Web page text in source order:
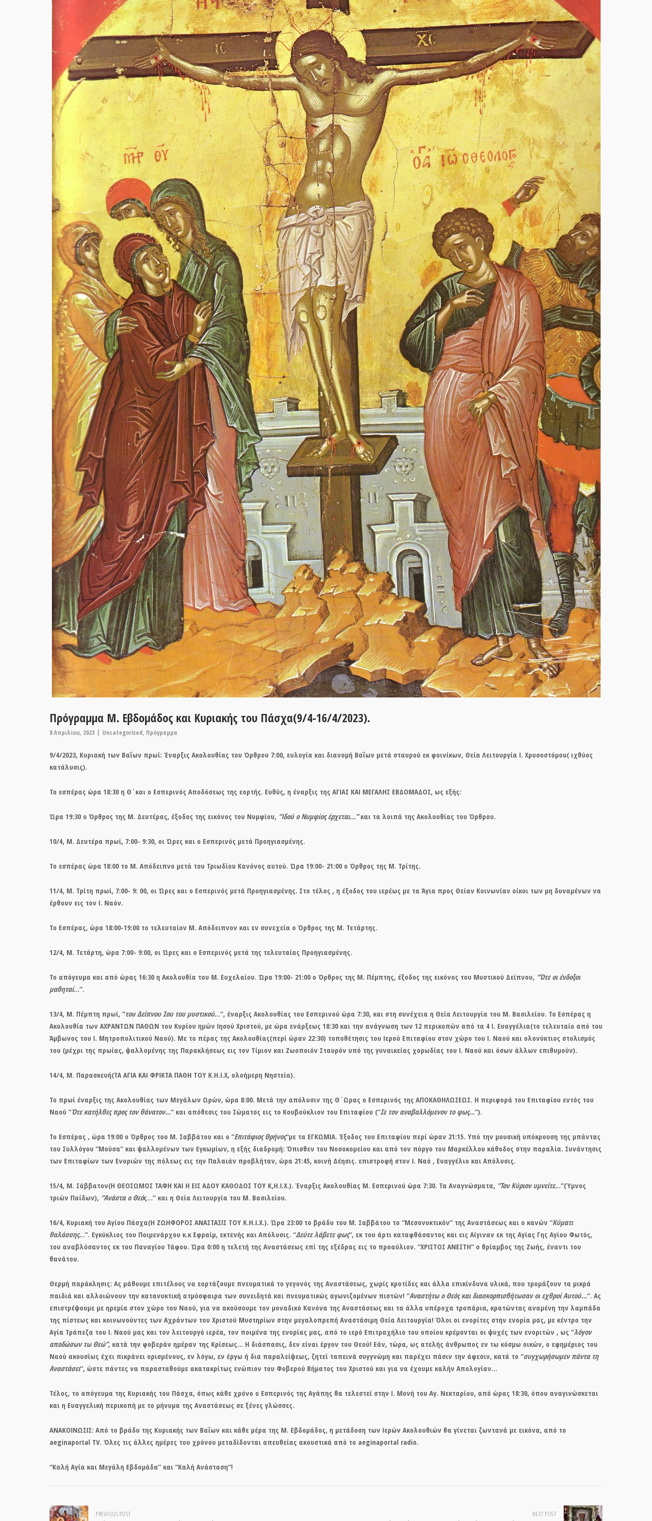
Πρόγραμμα Μ. Εβδομάδος και Κυριακής του Πάσχα(9/4-16/4/2023).
8 Απριλίου, 2023 Uncategorized, Πρόγραμμα
9/4/2023, Κυριακή των Βαΐων πρωί: Έναρξις Ακολουθίας του Όρθρου 7:00, ευλογία και διανομή Βαΐων μετά σταυρού εκ φοινίκων, Θεία Λειτουργία Ι. Χρυσοστόμου( ιχθύος
κατάλυσις).
Το εσπέρας ώρα 18:30 η Θ΄και ο Εσπερινός Αποδόσεως της εορτής. Ευθύς, η έναρξις της ΑΓΙΑΣ ΚΑΙ ΜΕΓΑΛΗΣ ΕΒΔΟΜΑΔΟΣ, ως εξής:
Ώρα 19:30 ο Όρθρος της Μ. Δευτέρας, έξοδος της εικόνος του Νυμφίου, “Ιδού ο Νυμφίος έρχεται…”και τα λοιπά της Ακολουθίας του Όρθρου.
10/4, Μ. Δευτέρα πρωί, 7:00- 9:30, οι Ώρες και ο Εσπερινός μετά Προηγιασμένης.
Το εσπέρας ώρα 18:00 το Μ. Απόδειπνο μετά του Τριωδίου Κανόνος αυτού. Ώρα 19:00- 21:00 ο Όρθρος της Μ. Τρίτης.
11/4, Μ. Τρίτη πρωί, 7:00- 9: 00, οι Ώρες και ο Εσπερινός μετά Προηγιασμένης. Στο τέλος , η έξοδος του ιερέως με τα Άγια προς Θείαν Κοινωνίαν οίκοι των μη δυναμένων να
έρθουν εις τον Ι. Ναόν.
Το Εσπέρας, ώρα 18:00-19:00 το τελευταίον Μ. Απόδειπνον και εν συνεχεία ο Όρθρος της Μ. Τετάρτης.
12/4, Μ. Τετάρτη, ώρα 7:00- 9:00, οι Ώρες και ο Εσπερινός μετά της τελευταίας Προηγιασμένης.
Το απόγευμα και από ώρας 16:30 η Ακολουθία του Μ. Ευχελαίου. Ώρα 19:00- 21:00 ο Όρθρος της Μ. Πέμπτης, έξοδος της εικόνος του Μυστικού Δείπνου, “Ότε οι ένδοξοι
μαθηταί…”.
13/4, Μ. Πέμπτη πρωί, “του Δείπνου Σου του μυστικού...”, έναρξις Ακολουθίας του Εσπερινού ώρα 7:30, και στη συνέχεια η Θεία Λειτουργία του Μ. Βασιλείου. Το Εσπέρας η
Ακολουθία των ΑΧΡΑΝΤΩΝ ΠΑΘΩΝ του Κυρίου ημών Ιησού Χριστού, με ώρα ενάρξεως 18:30 και την ανάγνωση των 12 περικοπών από τα 4 Ι. Ευαγγέλια(το τελευταίο από του
Άμβωνος του Ι. Μητροπολιτικού Ναού). Με το πέρας της Ακολουθίας(περί ώραν 22:30) τοποθέτησις του Ιερού Επιταφίου στον χώρο του Ι. Ναού και ολονύκτιος στολισμός
του (μέχρι της πρωίας, ψαλλομένης της Παρακλήσεως εις τον Τίμιον και Ζωοποιόν Σταυρόν υπό της γυναικείας χορωδίας του Ι. Ναού και όσων άλλων επιθυμούν).
14/4, Μ. Παρασκευή(ΤΑ ΑΓΙΑ ΚΑΙ ΦΡΙΚΤΑ ΠΑΘΗ ΤΟΥ Κ.Η.Ι.Χ, ολοήμερη Νηστεία).
Το πρωί έναρξις της Ακολουθίας των Μεγάλων Ωρών, ώρα 8:00. Μετά την απόλυσιν της Θ΄Ωρας ο Εσπερινός της ΑΠΟΚΑΘΗΛΩΣΕΩΣ. Η περιφορά του Επιταφίου εντός του
Ναού “Ότε κατήλθες προς τον θάνατον…” και απόθεσις του Σώματος εις το Κουβούκλιον του Επιταφίου (“Σε τον αναβαλλόμενον το φως...”).
Το Εσπέρας , ώρα 19:00 ο Όρθρος του Μ. Σαββάτου και ο “Επιτάφιος Θρήνος“με τα ΕΓΚΩΜΙΑ. Έξοδος του Επιταφίου περί ώραν 21:15. Υπό την μουσική υπόκρουση της μπάντας
του Συλλόγου “Μούσα” και ψαλλομένων των Εγκωμίων, η εξής διαδρομή: Όπισθεν του Νοσοκομείου και από τον πύργο του Μαρκέλλου κάθοδος στην παραλία. Συνάντησις
των Επιταφίων των Ενοριών της πόλεως εις την Παλαιάν προβλήταν, ώρα 21:45, κοινή Δέησις. επιστροφή στον Ι. Ναό , Ευαγγέλιο και Απόλυσις.
15/4, Μ. Σάββατον(Η ΘΕΟΣΩΜΟΣ ΤΑΦΗ ΚΑΙ Η ΕΙΣ ΑΔΟΥ ΚΑΘΟΔΟΣ ΤΟΥ Κ,Η.Ι.Χ.). Έναρξις Ακολουθίας Μ. Εσπερινού ώρα 7:30. Τα Αναγνώσματα, “Τον Κύριον υμνείτε...”(Ύμνος
τριών Παίδων), “Ανάστα ο Θεός…” και η Θεία Λειτουργία του Μ. Βασιλείου.
16/4, Κυριακή του Αγίου Πάσχα(Η ΖΩΗΦΟΡΟΣ ΑΝΑΣΤΑΣΙΣ ΤΟΥ Κ.Η.Ι.Χ.). Ώρα 23:00 το βράδυ του Μ. Σαββάτου το “Μεσονυκτικόν” της Αναστάσεως και ο κανών “Κύματι
θαλάσσης...”. Εγκύκλιος του Ποιμενάρχου κ.κ Εφραίμ, εκτενής και Απόλυσις. “Δεύτε λάβετε φως“, εκ του άρτι καταφθάσαντος και εις Αίγιναν εκ της Αγίας Γης Αγίου Φωτός,
του αναβλύσαντος εκ του Παναγίου Τάφου. Ώρα 0:00 η τελετή της Αναστάσεως επί της εξέδρας εις το προαύλιον. “ΧΡΙΣΤΟΣ ΑΝΕΣΤΗ” ο θρίαμβος της Ζωής, έναντι του
θανάτου.
Θερμή παράκλησις: Ας μάθουμε επιτέλους να εορτάζουμε πνευματικά το γεγονός της Αναστάσεως, χωρίς κροτίδες και άλλα επικίνδυνα υλικά, που τρομάζουν τα μικρά
παιδιά και αλλοιώνουν την κατανυκτική ατμόσφαιρα των συνειδητά και πνευματικώς αγωνιζομένων πιστών! “Αναστήτω ο Θεός και διασκορπισθήτωσαν οι εχθροί Αυτού…“. Ας
επιστρέψουμε με ηρεμία στον χώρο του Ναού, για να ακούσουμε τον μοναδικό Κανόνα της Αναστάσεως και τα άλλα υπέροχα τροπάρια, κρατώντας αναμένη την λαμπάδα
της πίστεως και κοινωνούντες των Αχράντων του Χριστού Μυστηρίων στην μεγαλοπρεπή Αναστάσιμη Θεία Λειτουργία! Όλοι οι ενορίτες στην ενορία μας, με κέντρο την
Αγία Τράπεζα του Ι. Ναού μας και τον λειτουργό ιερέα, τον ποιμένα της ενορίας μας, από το ιερό Επιτραχήλιο του οποίου κρέμονται οι ψυχές των ενοριτών , ως “λόγον
αποδώσων τω Θεώ”, κατά την φοβεράν ημέραν της Κρίσεως… Η διάσπασις, δεν είναι έργον του Θεού! Εάν, τώρα, ως ατελής άνθρωπος εν τω κόσμω οικών, ο εφημέριος του
Ναού ακουσίως έχει πικράνει ορισμένους, εν λόγω, εν έργω ή δια παραλείψεως, ζητεί ταπεινά συγγνώμη και παρέχει πάσιν την άφεσιν, κατά το “συγχωρήσωμεν πάντα τη
Αναστάσει“, ώστε πάντες να παρασταθούμε ακατακρίτως ενώπιον του Φοβερού Βήματος του Χριστού και για να έχουμε καλήν Απολογίαν…
Τέλος, το απόγευμα της Κυριακής του Πάσχα, όπως κάθε χρόνο ο Εσπερινός της Αγάπης θα τελεστεί στην Ι. Μονή του Αγ. Νεκταρίου, από ώρας 18:30, όπου αναγινώσκεται
και η Ευαγγελική περικοπή με το μήνυμα της Αναστάσεως σε ξένες γλώσσες.
ΑΝΑΚΟΙΝΩΣΙΣ: Από το βράδυ της Κυριακής των Βαΐων και κάθε μέρα της Μ. Εβδομάδος, η μετάδοση των Ιερών Ακολουθιών θα γίνεται ζωντανά με εικόνα, από το
aeginaportal TV. Όλες τις άλλες ημέρες του χρόνου μεταδίδονται απευθείας ακουστικά από το aeginaportal radio.
“Καλή Αγία και Μεγάλη Εβδομάδα” και “Καλή Ανάσταση“!
Post PREVIOUS POST NEXT POST